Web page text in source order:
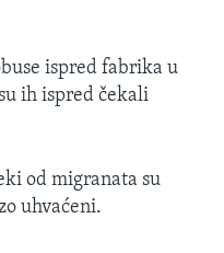
ispred fabrika u
ih ispred čekali
od migranata su
uhvaćeni.